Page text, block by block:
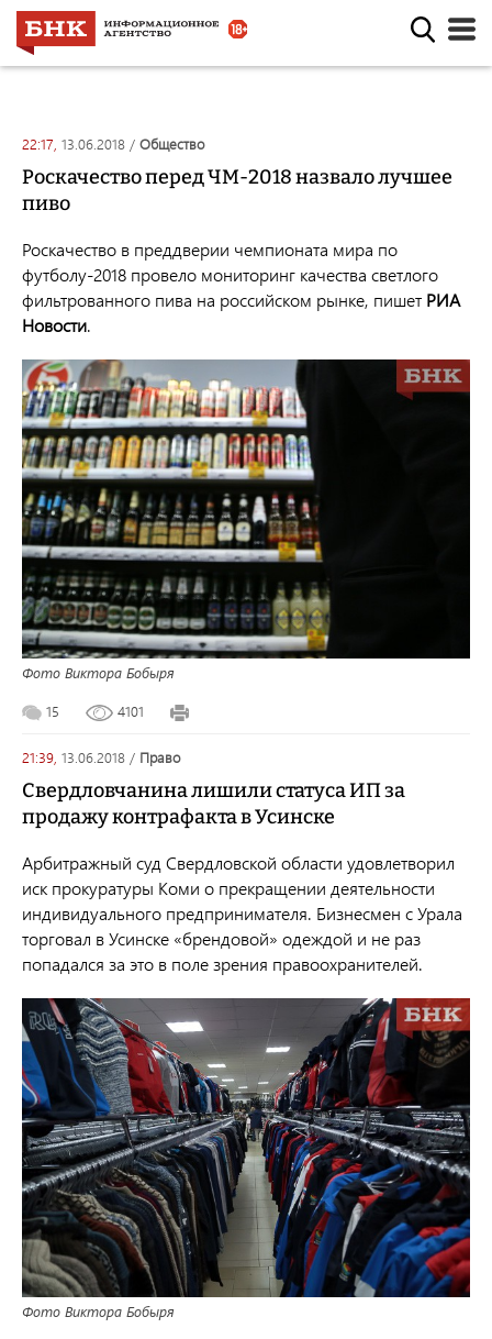
22:17, 13.06.2018 / общество
Роскачество перед ЧМ-2018 назвало лучшее
пиво
Роскачество в преддверии чемпионата мира по
футболу-2018 провело мониторинг качества светлого
фильтрованного пива на российском рынке, пишет РИА
Новости.
Фото Виктора Бобыря
15 4101
21:39, 13.06.2018 / право
Свердловчанина лишили статуса ИП за
продажу контрафакта в Усинске
Арбитражный суд Свердловской области удовлетворил
иск прокуратуры Коми о прекращении деятельности
индивидуального предпринимателя. Бизнесмен с Урала
торговал в Усинске «брендовой» одеждой и не раз
попадался за это в поле зрения правоохранителей.
Фото Виктора Бобыря